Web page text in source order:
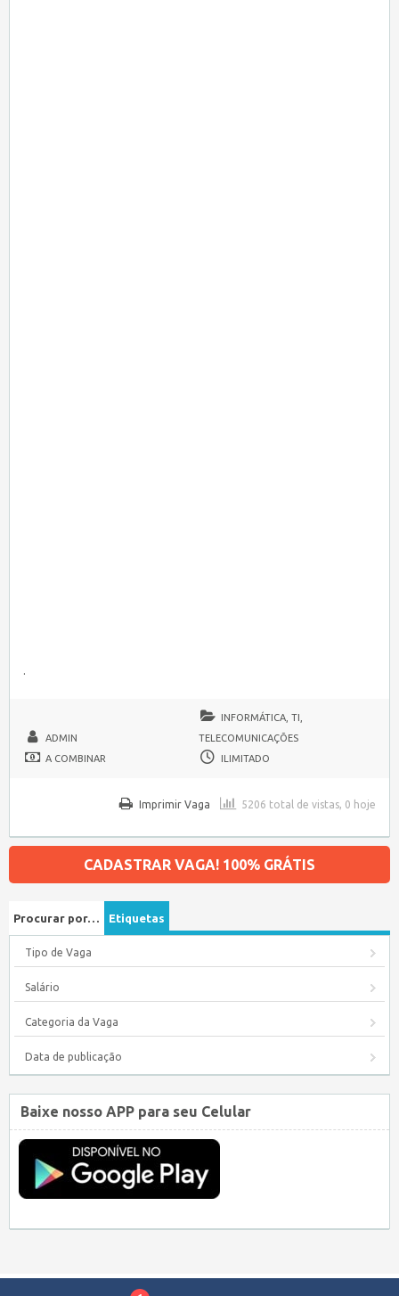
.
ADMIN
INFORMÁTICA, TI,
TELECOMUNICAÇÕES
A COMBINAR
ILIMITADO
5206 total de vistas, 0 hoje
Imprimir Vaga
CADASTRAR VAGA! 100% GRÁTIS
Procurar por… Etiquetas
Tipo de Vaga
Salário
Categoria da Vaga
Data de publicação
Baixe nosso APP para seu Celular